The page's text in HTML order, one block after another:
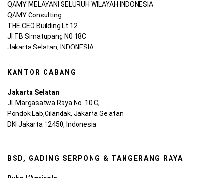
QAMY MELAYANI SELURUH WILAYAH INDONESIA
QAMY Consulting
THE CEO Building Lt.12
Jl TB Simatupang N0 18C
Jakarta Selatan, INDONESIA
KANTOR CABANG
Jakarta Selatan
Jl. Margasatwa Raya No. 10 C,
Pondok Lab,Cilandak, Jakarta Selatan
DKI Jakarta 12450, Indonesia
BSD, GADING SERPONG & TANGERANG RAYA